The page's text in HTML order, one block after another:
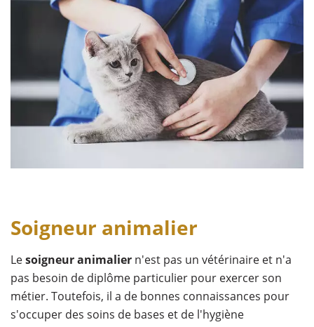
Soigneur animalier
Lesoigneur animalier n'est pas un vétérinaire et n'a
pas besoin de diplôme particulier pour exercer son
métier. Toutefois, il a de bonnes connaissances pour
s'occuper des soins de bases et de l'hygiène